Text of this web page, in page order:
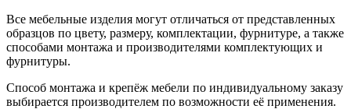
Все мебельные изделия могут отличаться от представленных
образцов по цвету, размеру, комплектации, фурнитуре, а также
способами монтажа и производителями комплектующих и
фурнитуры.
Способ монтажа и крепёж мебели по индивидуальному заказу
выбирается производителем по возможности её применения.